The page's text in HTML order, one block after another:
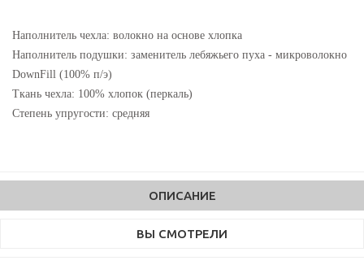
Наполнитель чехла: волокно на основе хлопка
Наполнитель подушки: заменитель лебяжьего пуха - микроволокно
DownFill (100% п/э)
Ткань чехла: 100% хлопок (перкаль)
Степень упругости: средняя
ОПИСАНИЕ
ВЫ СМОТРЕЛИ